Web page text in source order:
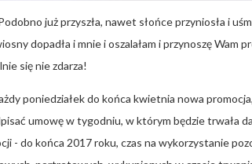
już przyszła, nawet słońce przyniosła i
dopadła i mnie i oszalałam i przynoszę Wam
się nie zdarza!
poniedziałek do końca kwietnia nowa
umowę w tygodniu, w którym będzie trwała
- do końca 2017 roku, czas na wykorzystanie